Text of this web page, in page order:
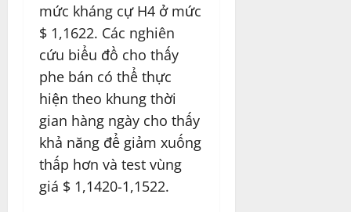
mức kháng cự H4 ở mức
$ 1,1622. Các nghiên
cứu biểu đồ cho thấy
phe bán có thể thực
hiện theo khung thời
gian hàng ngày cho thấy
khả năng để giảm xuống
thấp hơn và test vùng
giá $ 1,1420-1,1522.